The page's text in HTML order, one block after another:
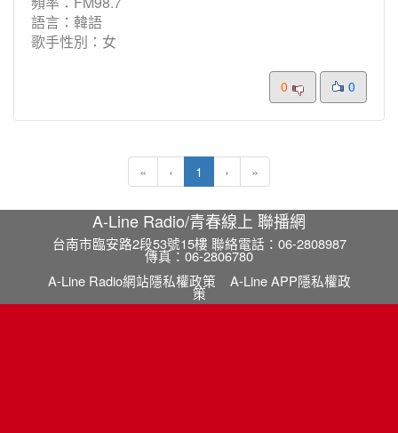
語言：韓語
歌手性別：女
0 0
« ‹ 1 (current)
› »
A-Line Radio/青春線上 聯播網
台南市臨安路2段53號15樓 聯絡電話：06-2808987
傳真：06-2806780
A-Line Radio網站隱私權政策
A-Line APP隱私權政
策